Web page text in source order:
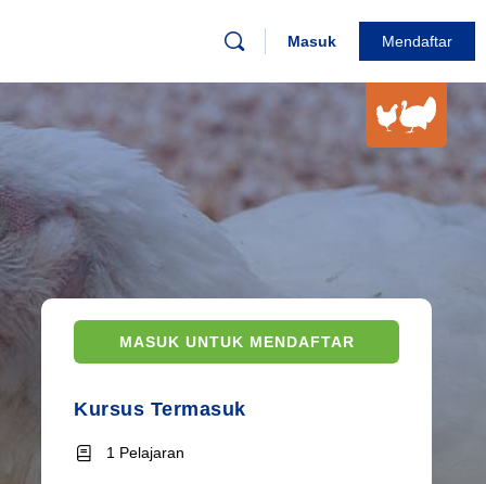
Masuk Mendaftar
MASUK UNTUK MENDAFTAR
Kursus Termasuk
1 Pelajaran